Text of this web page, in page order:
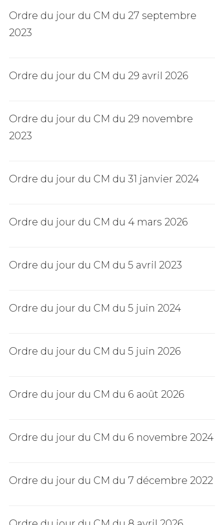
Ordre du jour du CM du 27 septembre
2023
Ordre du jour du CM du 29 avril 2026
Ordre du jour du CM du 29 novembre
2023
Ordre du jour du CM du 31 janvier 2024
Ordre du jour du CM du 4 mars 2026
Ordre du jour du CM du 5 avril 2023
Ordre du jour du CM du 5 juin 2024
Ordre du jour du CM du 5 juin 2026
Ordre du jour du CM du 6 août 2026
Ordre du jour du CM du 6 novembre 2024
Ordre du jour du CM du 7 décembre 2022